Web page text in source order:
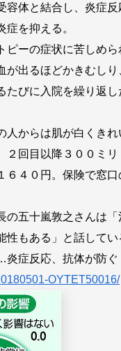
体と結合し、炎症反
を抑える。
ーの症状に苦しめら
出るほどかきむしり
びに入院を繰り返
からは肌が白くき
回目以降３００ミリ
６４０円。保険で窓
五十嵐敦之さんは
もある」と話してい
炎症反応、抗体が防ぐ
OYTET50016/